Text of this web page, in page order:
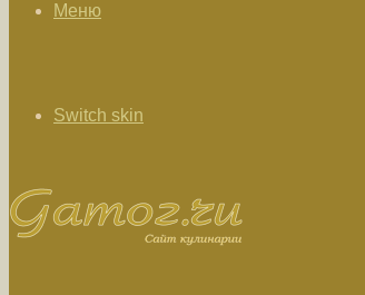
Меню
Switch skin